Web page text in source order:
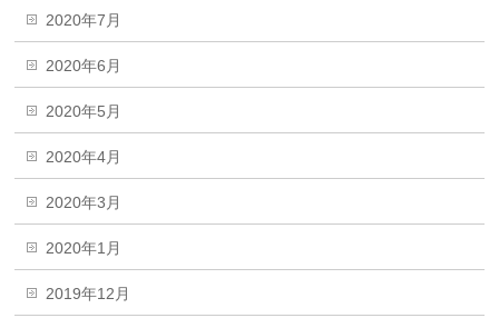
2020年7月
2020年6月
2020年5月
2020年4月
2020年3月
2020年1月
2019年12月